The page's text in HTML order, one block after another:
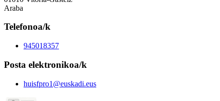
Araba
Telefonoa/k
945018357
Posta elektronikoa/k
huisfpro1@euskadi.eus